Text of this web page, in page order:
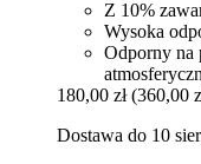
Z 10%
Wysoka
Odporny na
180,00 zł (360,00
Dostawa do 10